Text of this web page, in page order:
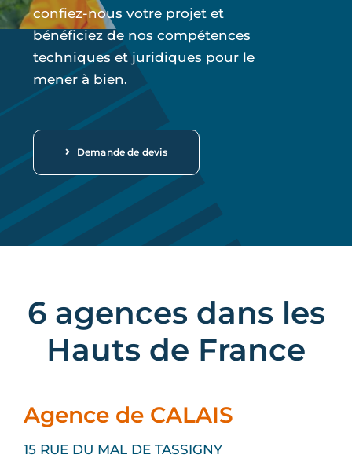
confiez-nous votre projet et
bénéficiez de nos compétences
techniques et juridiques pour le
mener à bien.
Demande de devis
6 agences dans les
Hauts de France
Agence de CALAIS
15 RUE DU MAL DE TASSIGNY